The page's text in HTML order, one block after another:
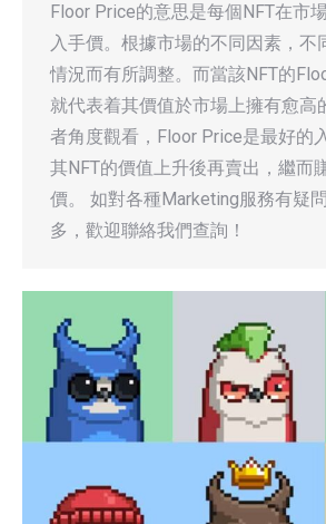
Floor Price的意思是每個NFT在市
入手價。根據市場的不同因素，不
情況而有所調整。而當該NFT的
就代表着其價值於市場上擁有愈高
者角度觀看，Floor Price是最好的
其NFT的價值上升後再賣出，繼而
價。 如對各種Marketing服務有疑
多，歡迎聯絡我們查詢！